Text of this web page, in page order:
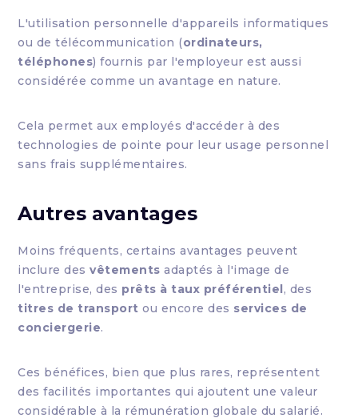
L'utilisation personnelle d'appareils informatiques
ou de télécommunication (ordinateurs,
téléphones) fournis par l'employeur est aussi
considérée comme un avantage en nature.
Cela permet aux employés d'accéder à des
technologies de pointe pour leur usage personnel
sans frais supplémentaires.
Autres avantages
Moins fréquents, certains avantages peuvent
inclure desvêtements adaptés à l'image de
l'entreprise, des prêts à taux préférentiel, des
titres de transport ou encore des services de
conciergerie.
Ces bénéfices, bien que plus rares, représentent
des facilités importantes qui ajoutent une valeur
considérable à la rémunération globale du salarié.